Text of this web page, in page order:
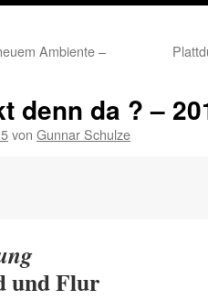
Ambiente –
denn da ? –
von Gunnar Schulze
und Flur